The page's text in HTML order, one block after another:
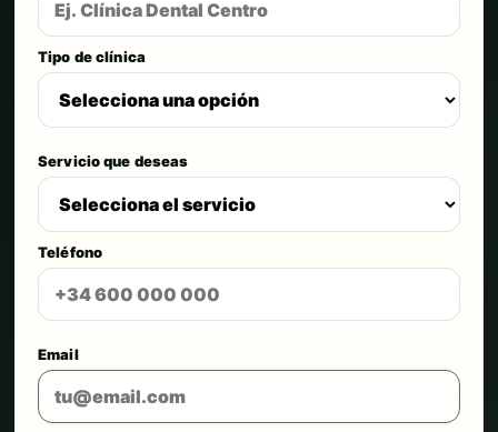
Tipo de clínica
Servicio que deseas
Teléfono
Email